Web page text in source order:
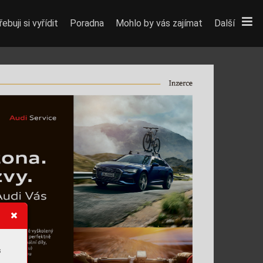
Inzerce
si vyřídit Poradna Mohlo by vás zajímat Další